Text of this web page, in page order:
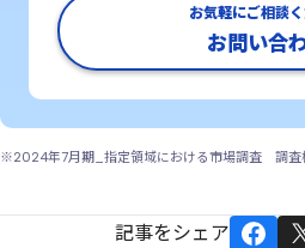
お気軽にご相談
お問い合
※2024年7月期_指定領域における市場調査 調査
記事をシェア